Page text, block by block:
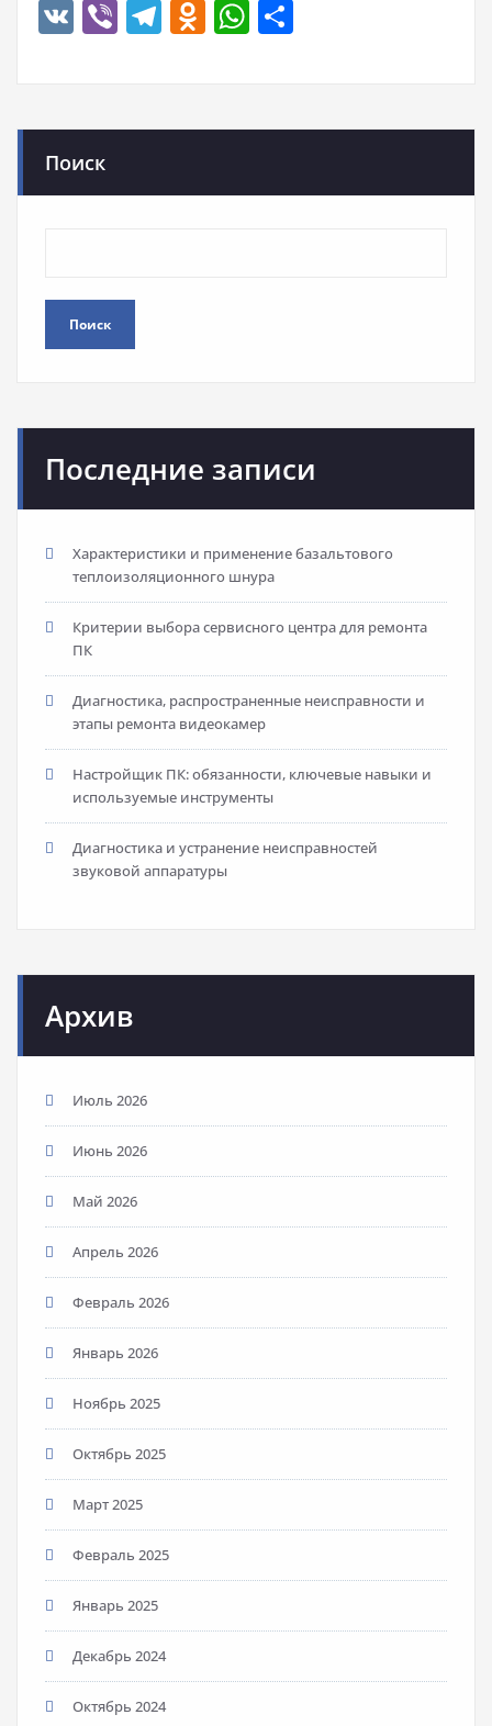
VK ViberTelegram
Odnoklassniki
WhatsApp
Поиск
Поиск
Последние записи
Характеристики и применение базальтового
теплоизоляционного шнура
Критерии выбора сервисного центра для ремонта
ПК
Диагностика, распространенные неисправности и
этапы ремонта видеокамер
Настройщик ПК: обязанности, ключевые навыки и
используемые инструменты
Диагностика и устранение неисправностей
звуковой аппаратуры
Архив
Июль 2026
Июнь 2026
Май 2026
Апрель 2026
Февраль 2026
Январь 2026
Ноябрь 2025
Октябрь 2025
Март 2025
Февраль 2025
Январь 2025
Декабрь 2024
Октябрь 2024